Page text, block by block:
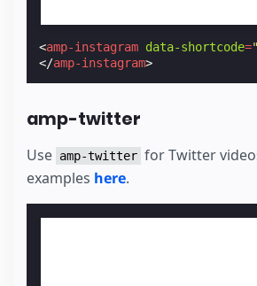
<amp-instagram data-shortcode=
</amp-instagram>
amp-twitter
Use amp-twitter for Twitter
examples here.